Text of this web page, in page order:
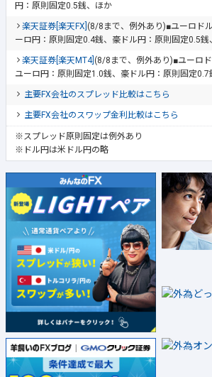
円：原則固定0.5銭、ほか
楽天証券[楽天FX] (8/8まで、例外あり)■ユーロド
ーロ円：原則固定0.4銭、豪ドル円：原則固定0.5銭
楽天証券[楽天MT4] (8/8まで、例外あり)■ユーロ
ユーロ円：原則固定1.0銭、豪ドル円：原則固定0.7
主要FX会社のスプレッド比較はこちら
主要FX会社のスワップ金利比較はこちら
※スプレッド原則固定は例外あり
※ドル円は米ドル円の略